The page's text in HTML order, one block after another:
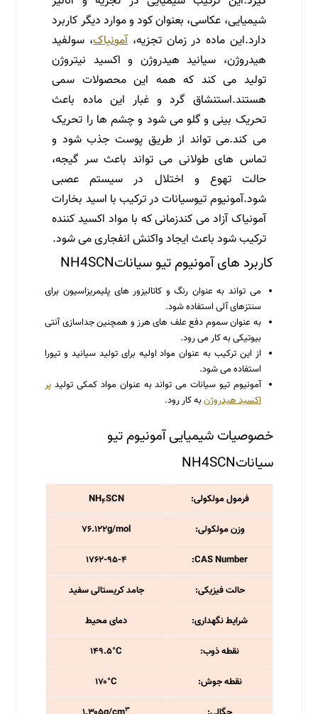
شیمیایی، عکاسی، بعنوان کود و موارد دیگر کاربرد
دارد.این ماده در زمان تجزیه،آمونیاک، سولفید
هیدروژن، سیانید هیدروژن و اکسید نیتروژن
تولید می کند که همه این محصولات سمی
هستند.استنشاق گرد و غبار این ماده باعث
تحریک بینی و گلو می شود و چشم ها را تحریک
می کند.می تواند از طریق پوست جذب شود و
تماس های طولانی می تواند باعث سر گیجه،
حالت تهوع و اختلال در سیستم عصبی
شود.آمونیوم تیوسیانات در ترکیب با اسید بخارات
آمونیاک آزاد می کندزمانی که با مواد اکسید کننده
ترکیب شود باعث ایجاد واکنش انفجاری می شود.
کاربرد های آمونیوم تیو سیاناتNH4SCN
می تواند به عنوان رنگ و کاتالیزور های پلیمریزاسیون برای
سنتزهای آلی استفاده شود.
به عنوان سموم دفع علف های هرز و همچنین جداسازی آنتی
بیوتیکی به کار می رود.
از این ترکیب به عنوان مواد اولیه برای تولید سیانید و تیورا
استفاده می شود.
آمونیوم تیو سیانات می تواند به عنوان مواد کمکی تولید پر
اکسید هیدروژنبه کار رود.
خصوصیات شیمیایی آمونیوم تیو
سیاناتNH4SCN
فرمول مولکولی: NH۴SCN
وزن مولکولی: ۷۶.۱۲۲g/mol
CAS Number: ۱۷۶۲-۹۵-۴
حالت فیزیکی: جامد کریستالی سفید
شرایط نگهداری: دمای محیط
نقطه ذوب: ۱۴۹.۵°C
نقطه جوش: ۱۷۰°C
۳